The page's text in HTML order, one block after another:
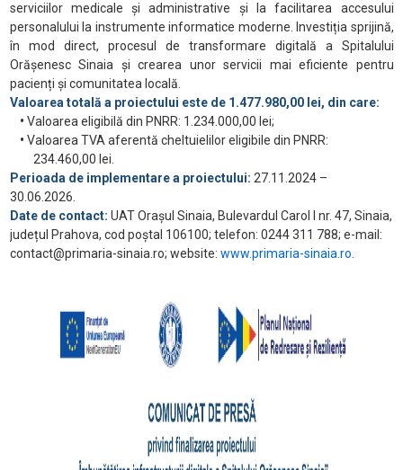
serviciilor medicale și administrative și la facilitarea accesului
personalului la instrumente informatice moderne. Investiția sprijină,
în mod direct, procesul de transformare digitală a Spitalului
Orășenesc Sinaia și crearea unor servicii mai eficiente pentru
pacienți și comunitatea locală.
Valoarea totală a proiectului este de 1.477.980,00 lei, din care:
• Valoarea eligibilă din PNRR: 1.234.000,00 lei;
• Valoarea TVA aferentă cheltuielilor eligibile din PNRR:
234.460,00 lei.
Perioada de implementare a proiectului: 27.11.2024 –
30.06.2026.
Date de contact: UAT Orașul Sinaia, Bulevardul Carol I nr. 47, Sinaia,
județul Prahova, cod poștal 106100; telefon: 0244 311 788; e-mail:
contact@primaria-sinaia.ro; website: www.primaria-sinaia.ro.